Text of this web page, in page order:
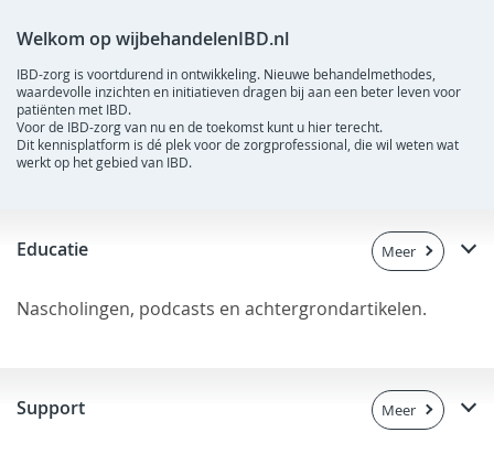
Welkom op wijbehandelenIBD.nl
IBD-zorg is voortdurend in ontwikkeling. Nieuwe behandelmethodes,
waardevolle inzichten en initiatieven dragen bij aan een beter leven voor
patiënten met IBD.
Voor de IBD-zorg van nu en de toekomst kunt u hier terecht.
Dit kennisplatform is dé plek voor de zorgprofessional, die wil weten wat
werkt op het gebied van IBD.
Educatie
Nascholingen, podcasts en achtergrondartikelen.
Meer
Support Meer